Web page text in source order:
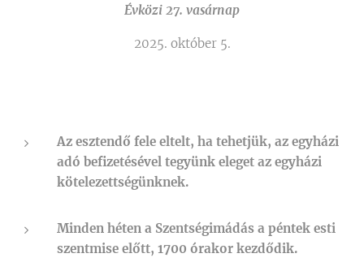
Évközi 27. vasárnap
2025. október 5.
Az esztendő fele eltelt, ha tehetjük, az egyházi
adó befizetésével tegyünk eleget az egyházi
kötelezettségünknek.
Minden héten a Szentségimádás a péntek esti
szentmise előtt, 1700 órakor kezdődik.